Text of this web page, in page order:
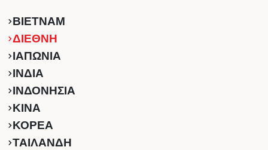
ΒΙΕΤΝΑΜ
ΔΙΕΘΝΗ
ΙΑΠΩΝΙΑ
ΙΝΔΙΑ
ΙΝΔΟΝΗΣΙΑ
ΚINA
ΚΟΡΕΑ
ΤΑΙΛΑΝΔΗ